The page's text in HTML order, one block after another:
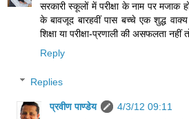
सरकारी स्कूलों में परीक्षा के नाम पर मजाक
के बावजूद बारहवीं पास बच्चे एक शुद्ध
शिक्षा या परीक्षा-प्रणाली की असफलता
Reply
Replies
प्रवीण पाण्डेय
4/3/12 09:11